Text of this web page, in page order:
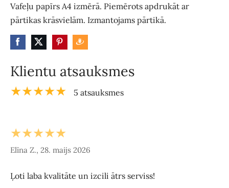
Vafeļu papīrs A4 izmērā. Piemērots apdrukāt ar
pārtikas krāsvielām. Izmantojams pārtikā.
Klientu atsauksmes
★★★★★ 5 atsauksmes
★★★★★
Elīna Z., 28. maijs 2026
Ļoti laba kvalitāte un izcili ātrs serviss!